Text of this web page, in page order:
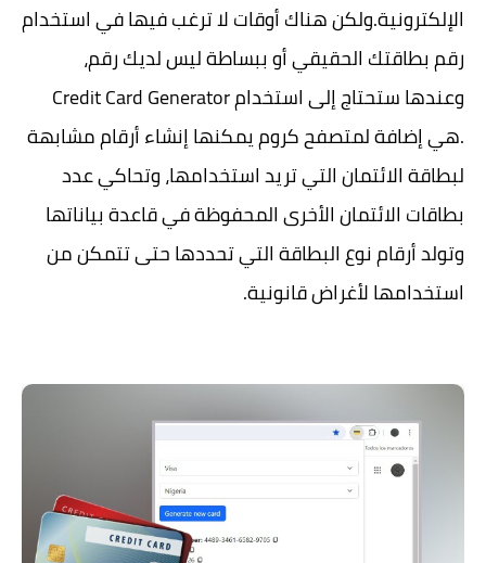
الإلكترونية.ولكن هناك أوقات لا ترغب فيها في استخدام
رقم بطاقتك الحقيقي أو ببساطة ليس لديك رقم،
وعندها ستحتاج إلى استخدام Credit Card Generator
.هي إضافة لمتصفح كروم يمكنها إنشاء أرقام مشابهة
لبطاقة الائتمان التي تريد استخدامها، وتحاكي عدد
بطاقات الائتمان الأخرى المحفوظة في قاعدة بياناتها
وتولد أرقام نوع البطاقة التي تحددها حتى تتمكن من
استخدامها لأغراض قانونية.